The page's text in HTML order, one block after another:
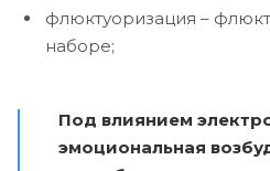
флюктуоризация –
наборе;
Под влиянием
эмоциональная